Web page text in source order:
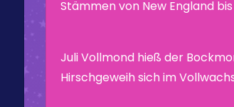
Stämmen von New England
Juli Vollmond hieß der
Hirschgeweih sich im